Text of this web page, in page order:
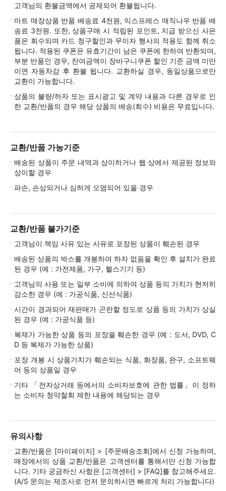
고객님의 환불금액에서 공제되어 환불됩니다.
마트 매장상품 반품 배송료 4천원, 익스프레스 매직나우 반품 배
송료 3천원. 또한, 상품구매 시 적립된 포인트, 지급 받으신 사은
품은 회수되며 카드 청구할인과 무이자 행사의 적용도 함께 취소
됩니다. 적용된 쿠폰은 유효기간이 남은 쿠폰에 한하여 반환되며,
부분 반품인 경우, 잔여금액이 장바구니쿠폰 할인 기준 금액 미만
이면 자동차감 후 환불 됩니다. 교환하실 경우, 동일상품으로만
교환이 가능합니다.
상품의 불량/하자 또는 표시광고 및 계약 내용과 다른 경우로 인
한 교환/반품의 경우 해당 상품의 배송(회수) 비용은 무료입니다.
교환/반품 가능기준
배송된 상품이 주문 내역과 상이하거나 웹 상에서 제공된 정보와
상이할 경우
파손, 손상되거나 심하게 오염되어 있을 경우
교환/반품 불가기준
고객님이 책임 사유 있는 사유로 포장된 상품이 훼손된 경우
배송된 상품의 박스를 개봉하여 하자 없음을 확인 후 설치가 완료
된 경우 (예 : 가전제품, 가구, 헬스기기 등)
고객님의 사용 또는 일부 소비에 의하여 상품 등의 가치가 현저히
감소한 경우 (예 : 가공식품, 신선식품)
시간이 경과되어 재판매가 곤란할 정도로 상품 등의 가치가 상실
된 경우 (예 : 가공식품 등)
복제가 가능한 상품 등의 포장을 훼손한 경우 (예 : 도서, DVD, C
D 등 복제가 가능한 상품)
포장 개봉 시 상품가치가 훼손되는 식품, 화장품, 완구, 소프트웨
어 등의 상품일 경우
기타 「전자상거래 등에서의 소비자보호에 관한 법률」이 정하
는 소비자 청약철회 제한 내용에 해당되는 경우
유의사항
교환/반품은 [마이페이지] > [주문배송조회]에서 신청 가능하며,
매장에서의 상품 교환/반품은 고객센터를 통해서만 신청 가능합
니다. 기타 궁금하신 사항은 [고객센터] > [FAQ]를 참고해주세요.
(A/S 문의는 제조사로 먼저 문의하시면 빠르게 처리 가능합니다)